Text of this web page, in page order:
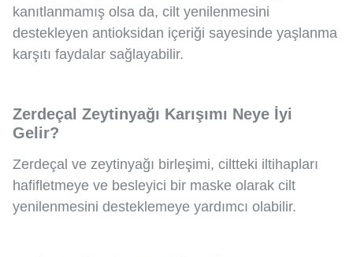
kanıtlanmamış olsa da, cilt yenilenmesini
destekleyen antioksidan içeriği sayesinde yaşlanma
karşıtı faydalar sağlayabilir.
Zerdeçal Zeytinyağı Karışımı Neye İyi
Gelir?
Zerdeçal ve zeytinyağı birleşimi, ciltteki iltihapları
hafifletmeye ve besleyici bir maske olarak cilt
yenilenmesini desteklemeye yardımcı olabilir.